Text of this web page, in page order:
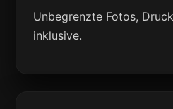
Unbegrenzte Fotos,
inklusive.